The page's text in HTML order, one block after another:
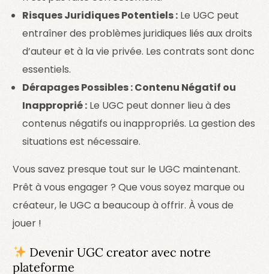
Risques Juridiques Potentiels : Le UGC peut
entraîner des problèmes juridiques liés aux droits
d’auteur et à la vie privée. Les contrats sont donc
essentiels.
Dérapages Possibles : Contenu Négatif ou
Inapproprié : Le UGC peut donner lieu à des
contenus négatifs ou inappropriés. La gestion des
situations est nécessaire.
Vous savez presque tout sur le UGC maintenant.
Prêt à vous engager ? Que vous soyez marque ou
créateur, le UGC a beaucoup à offrir. À vous de
jouer !
Devenir UGC creator avec notre
plateforme